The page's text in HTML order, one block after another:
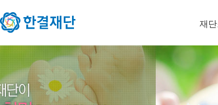
재
이사
미션/
연혁